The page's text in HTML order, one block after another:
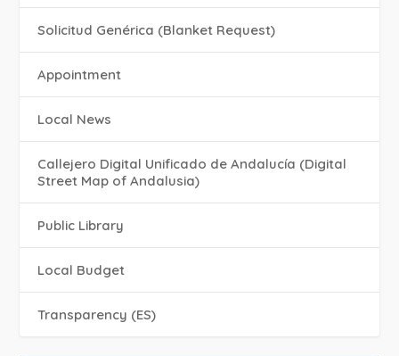
Solicitud Genérica (Blanket Request)
Appointment
Local News
Callejero Digital Unificado de Andalucía (Digital
Street Map of Andalusia)
Public Library
Local Budget
Transparency (ES)